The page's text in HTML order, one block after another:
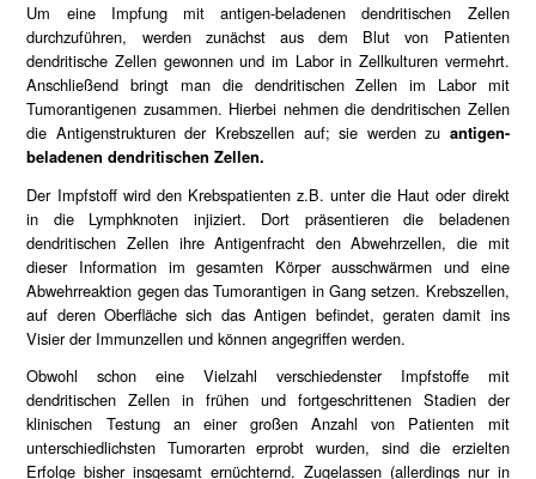
Um eine Impfung mit antigen-beladenen dendritischen Zellen
durchzuführen, werden zunächst aus dem Blut von Patienten
dendritische Zellen gewonnen und im Labor in Zellkulturen vermehrt.
Anschließend bringt man die dendritischen Zellen im Labor mit
Tumorantigenen zusammen. Hierbei nehmen die dendritischen Zellen
die Antigenstrukturen der Krebszellen auf; sie werden zu antigen-
beladenen dendritischen Zellen.
Der Impfstoff wird den Krebspatienten z.B. unter die Haut oder direkt
in die Lymphknoten injiziert. Dort präsentieren die beladenen
dendritischen Zellen ihre Antigenfracht den Abwehrzellen, die mit
dieser Information im gesamten Körper ausschwärmen und eine
Abwehrreaktion gegen das Tumorantigen in Gang setzen. Krebszellen,
auf deren Oberfläche sich das Antigen befindet, geraten damit ins
Visier der Immunzellen und können angegriffen werden.
Obwohl schon eine Vielzahl verschiedenster Impfstoffe mit
dendritischen Zellen in frühen und fortgeschrittenen Stadien der
klinischen Testung an einer großen Anzahl von Patienten mit
unterschiedlichsten Tumorarten erprobt wurden, sind die erzielten
Erfolge bisher insgesamt ernüchternd. Zugelassen (allerdings nur in